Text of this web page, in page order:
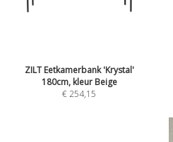
ZILT Eetkamerbank 'Krystal'
180cm, kleur Beige
€ 254,15